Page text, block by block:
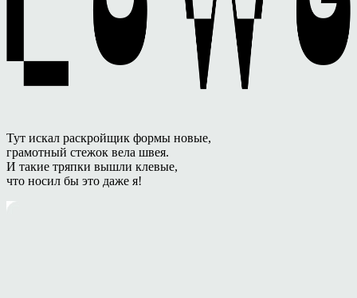
Тут искал раскройщик формы новые,
грамотный стежок вела швея.
И такие тряпки вышли клевые,
что носил бы это даже я!